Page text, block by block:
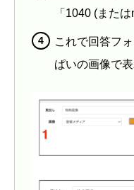
「1040 (また
これで回答フ
ぱいの画像で表